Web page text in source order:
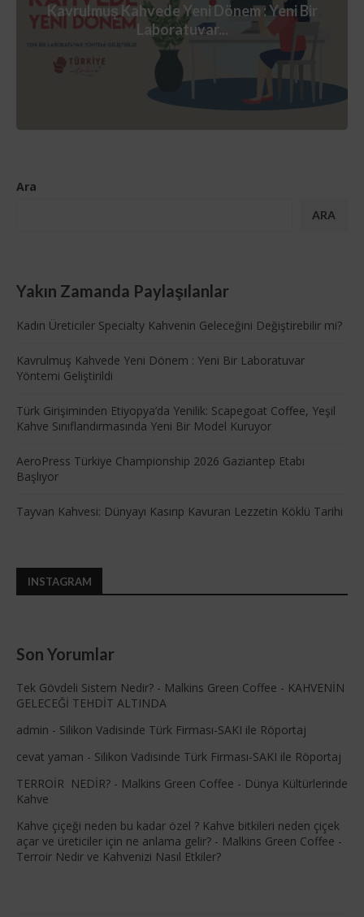
Kavrulmuş Kahvede Yeni Dönem : Yeni Bir
Laboratuvar...
Ara
ARA
Yakın Zamanda Paylaşılanlar
Kadın Üreticiler Specialty Kahvenin Geleceğini Değiştirebilir mi?
Kavrulmuş Kahvede Yeni Dönem : Yeni Bir Laboratuvar
Yöntemi Geliştirildi
Türk Girişiminden Etiyopya’da Yenilik: Scapegoat Coffee, Yeşil
Kahve Sınıflandırmasında Yeni Bir Model Kuruyor
AeroPress Türkiye Championship 2026 Gaziantep Etabı
Başlıyor
Tayvan Kahvesi: Dünyayı Kasırıp Kavuran Lezzetin Köklü Tarihi
INSTAGRAM
Son Yorumlar
Tek Gövdeli Sistem Nedir? - Malkins Green Coffee - KAHVENİN
GELECEĞİ TEHDİT ALTINDA
admin - Silikon Vadisinde Türk Firması-SAKI ile Röportaj
cevat yaman - Silikon Vadisinde Türk Firması-SAKI ile Röportaj
TERROİR NEDİR? - Malkins Green Coffee - Dünya Kültürlerinde
Kahve
Kahve çiçeği neden bu kadar özel ? Kahve bitkileri neden çiçek
açar ve üreticiler için ne anlama gelir? - Malkins Green Coffee -
Terroir Nedir ve Kahvenizi Nasıl Etkiler?